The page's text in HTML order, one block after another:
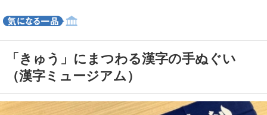
「きゅう」にまつわる漢字の手ぬぐい
（漢字ミュージアム）